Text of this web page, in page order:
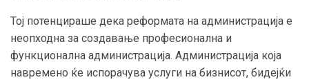
Тој потенцираше дека реформата на администрација е
неопходна за создавање професионална и
функционална администрација. Администрација која
навремено ќе испорачува услуги на бизнисот, бидејќи